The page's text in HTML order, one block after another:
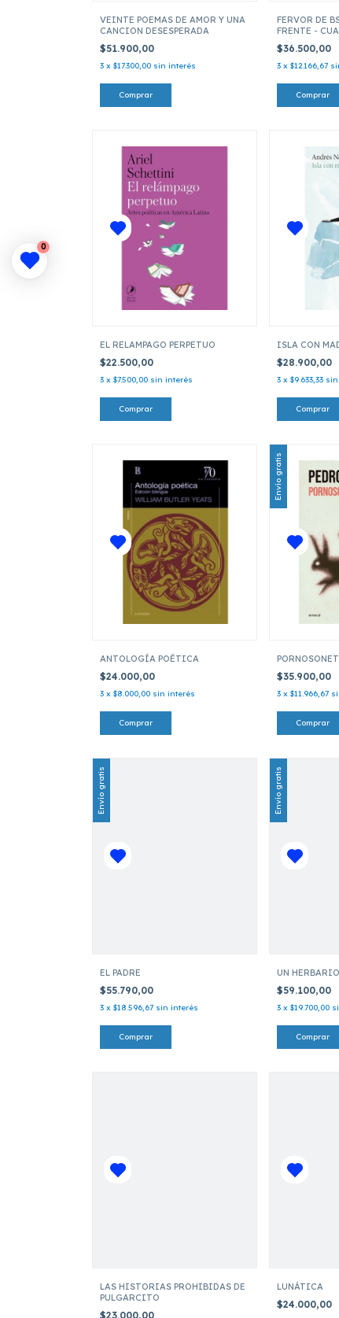
VEINTE POEMAS DE AMOR Y UNA
CANCION DESESPERADA
$51.900,00
3 x $17.300,00 sin interés
FERVOR DE
FRENTE -
$36.500,00
3 x $12.166,67
EL RELAMPAGO PERPETUO
$22.500,00
3 x $7.500,00 sin interés
ISLA CON
$28.900,00
3 x $9.633,33
ANTOLOGÍA POÉTICA
$24.000,00
3 x $8.000,00 sin interés
Envío gratis
$35.900,00
3 x $11.966,67
Envío gratis
EL PADRE
$55.790,00
3 x $18.596,67 sin interés
Envío gratis
UN
$59.100,00
3 x $19.700,00
LAS HISTORIAS PROHIBIDAS DE
PULGARCITO
$23.000,00
LUNÁTICA
$24.000,00
0